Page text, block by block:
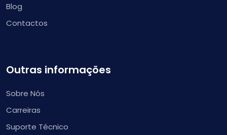
Blog
Contactos
Outras informações
Sobre Nós
Carreiras
Suporte Técnico